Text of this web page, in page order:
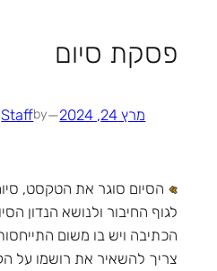
פסקת סיום
מרץ 24, 2024 —
by
Staff
הסיום סוגר את הטקסט,
לגוף החיבור ולנושא הנדון
הכתיבה ויש בו משום
צריך להשאיר את רושמו על